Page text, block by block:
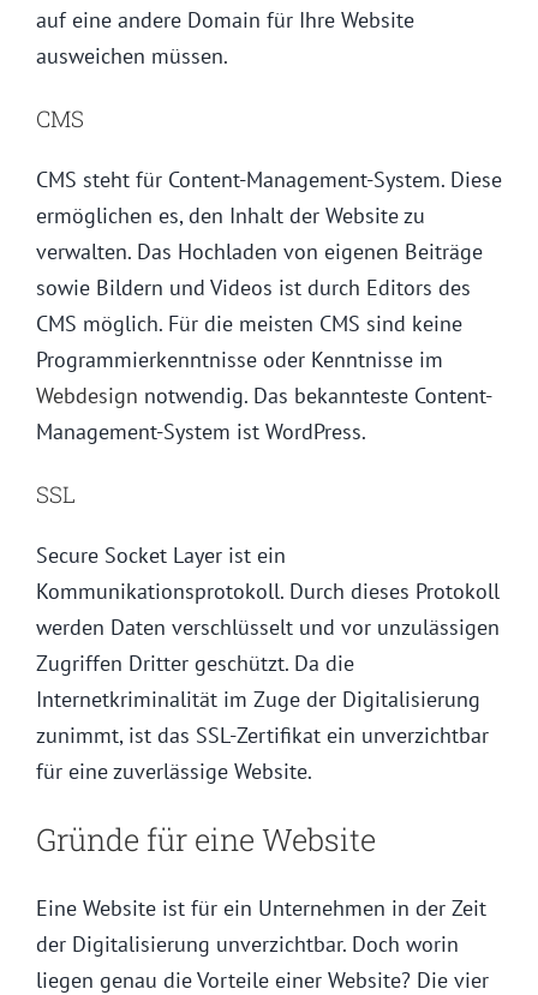
auf eine andere Domain für Ihre Website
ausweichen müssen.
CMS
CMS steht für Content-Management-System. Diese
ermöglichen es, den Inhalt der Website zu
verwalten. Das Hochladen von eigenen Beiträge
sowie Bildern und Videos ist durch Editors des
CMS möglich. Für die meisten CMS sind keine
Programmierkenntnisse oder Kenntnisse im
Webdesign notwendig. Das bekannteste Content-
Management-System ist WordPress.
SSL
Secure Socket Layer ist ein
Kommunikationsprotokoll. Durch dieses Protokoll
werden Daten verschlüsselt und vor unzulässigen
Zugriffen Dritter geschützt. Da die
Internetkriminalität im Zuge der Digitalisierung
zunimmt, ist das SSL-Zertifikat ein unverzichtbar
für eine zuverlässige Website.
Gründe für eine Website
Eine Website ist für ein Unternehmen in der Zeit
der Digitalisierung unverzichtbar. Doch worin
liegen genau die Vorteile einer Website? Die vier